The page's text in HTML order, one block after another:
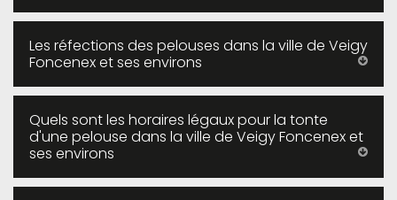
Les réfections des pelouses dans la ville de Veigy
Foncenex et ses environs
Quels sont les horaires légaux pour la tonte
d'une pelouse dans la ville de Veigy Foncenex et
ses environs